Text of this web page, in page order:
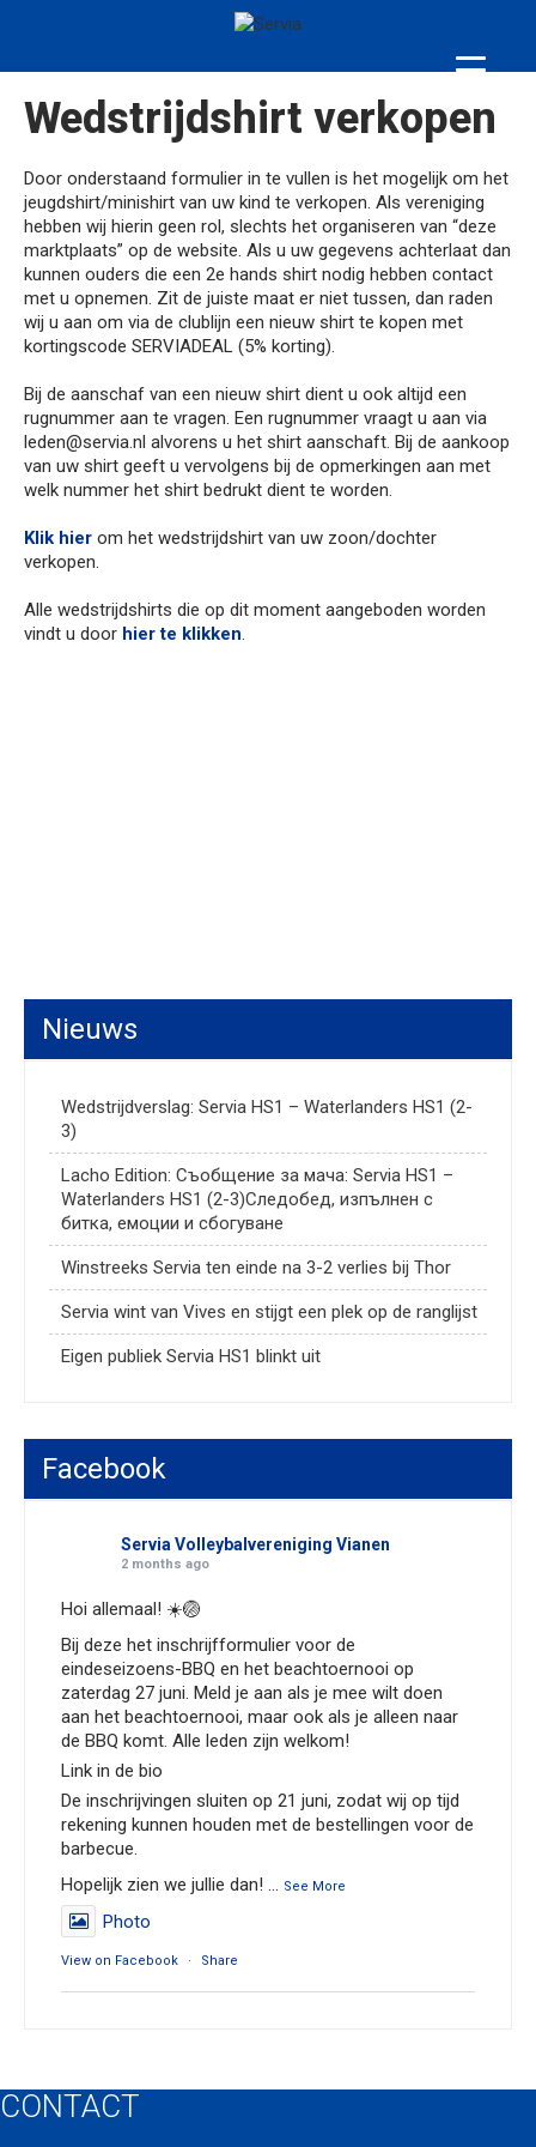
Wedstrijdshirt verkopen
Door onderstaand formulier in te vullen is het mogelijk om het
jeugdshirt/minishirt van uw kind te verkopen. Als vereniging
hebben wij hierin geen rol, slechts het organiseren van “deze
marktplaats” op de website. Als u uw gegevens achterlaat dan
kunnen ouders die een 2e hands shirt nodig hebben contact
met u opnemen. Zit de juiste maat er niet tussen, dan raden
wij u aan om via de clublijn een nieuw shirt te kopen met
kortingscode SERVIADEAL (5% korting).
Bij de aanschaf van een nieuw shirt dient u ook altijd een
rugnummer aan te vragen. Een rugnummer vraagt u aan via
leden@servia.nl alvorens u het shirt aanschaft. Bij de aankoop
van uw shirt geeft u vervolgens bij de opmerkingen aan met
welk nummer het shirt bedrukt dient te worden.
Klik hier om het wedstrijdshirt van uw zoon/dochter
verkopen.
Alle wedstrijdshirts die op dit moment aangeboden worden
vindt u door hier te klikken.
Nieuws
Wedstrijdverslag: Servia HS1 – Waterlanders HS1 (2-
3)
Lacho Edition: Съобщение за мача: Servia HS1 –
Waterlanders HS1 (2-3)Следобед, изпълнен с
битка, емоции и сбогуване
Winstreeks Servia ten einde na 3-2 verlies bij Thor
Servia wint van Vives en stijgt een plek op de ranglijst
Eigen publiek Servia HS1 blinkt uit
Facebook
Servia Volleybalvereniging Vianen
2 months ago
Hoi allemaal! ☀️🏐
Bij deze het inschrijfformulier voor de
eindeseizoens-BBQ en het beachtoernooi op
zaterdag 27 juni. Meld je aan als je mee wilt doen
aan het beachtoernooi, maar ook als je alleen naar
de BBQ komt. Alle leden zijn welkom!
Link in de bio
De inschrijvingen sluiten op 21 juni, zodat wij op tijd
rekening kunnen houden met de bestellingen voor de
barbecue.
Hopelijk zien we jullie dan! ... See More
Photo
View on Facebook · Share
*Save the date, 27 juni!!*
Hey allemaal, inmiddels zijn we al weer een beetje
CONTACT